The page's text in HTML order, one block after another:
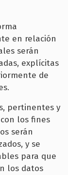
en relación
serán
explícitas
de
pertinentes y
los fines
serán
y se
para que
los datos